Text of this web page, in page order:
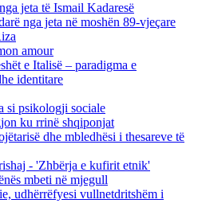
jeta të Ismail Kadaresë
nga jeta në moshën 89-vjeçare
amour
e Italisë – paradigma e
identitare
si psikologji sociale
ku rrinë shqiponjat
dhe mbledhësi i thesareve të
- 'Zhbërja e kufirit etnik'
mbeti në mjegull
udhërrëfyesi vullnetdritshëm i